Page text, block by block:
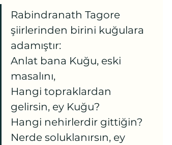
Rabindranath Tagore
şiirlerinden birini kuğulara
adamıştır:
Anlat bana Kuğu, eski
masalını,
Hangi topraklardan
gelirsin, ey Kuğu?
Hangi nehirlerdir gittiğin?
Nerde soluklanırsın, ey